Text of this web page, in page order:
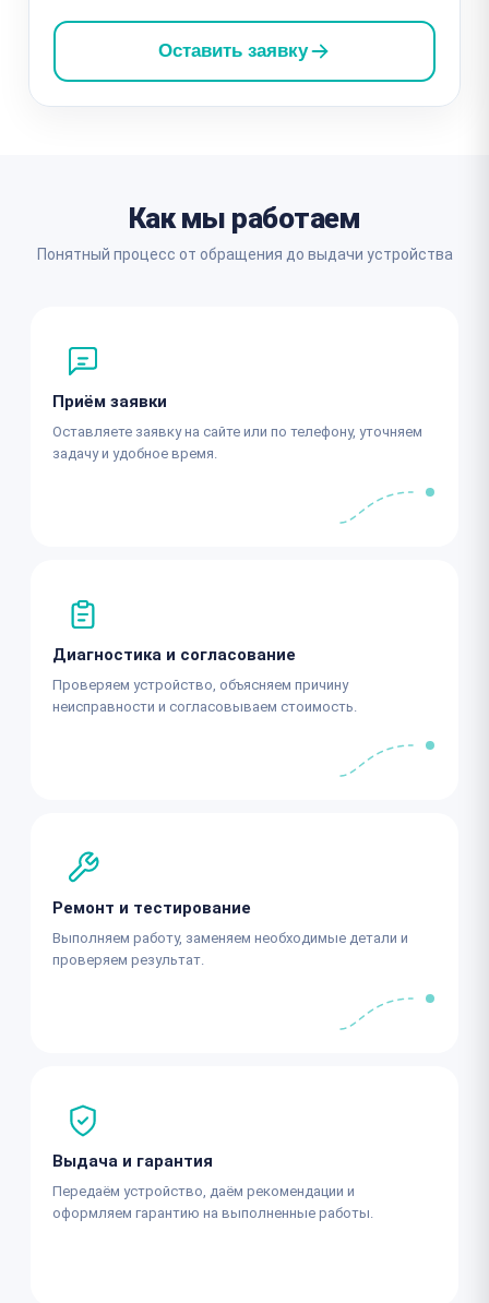
Оставить заявку
Как мы работаем
Понятный процесс от обращения до выдачи устройства
Приём заявки
Оставляете заявку на сайте или по телефону, уточняем
задачу и удобное время.
Диагностика и согласование
Проверяем устройство, объясняем причину
неисправности и согласовываем стоимость.
Ремонт и тестирование
Выполняем работу, заменяем необходимые детали и
проверяем результат.
Выдача и гарантия
Передаём устройство, даём рекомендации и
оформляем гарантию на выполненные работы.